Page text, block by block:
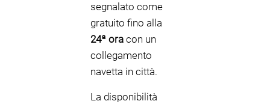
segnalato come
gratuito fino alla
24ª ora con un
collegamento
navetta in città.
La disponibilità